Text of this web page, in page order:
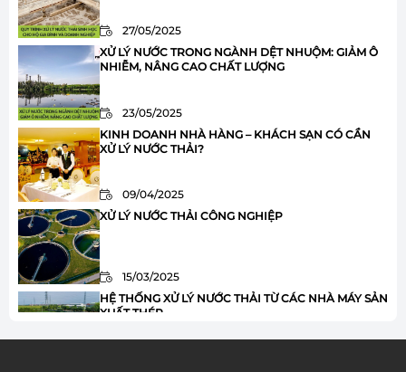
27/05/2025
XỬ LÝ NƯỚC TRONG NGÀNH DỆT NHUỘM: GIẢM Ô
NHIỄM, NÂNG CAO CHẤT LƯỢNG
23/05/2025
KINH DOANH NHÀ HÀNG – KHÁCH SẠN CÓ CẦN
XỬ LÝ NƯỚC THẢI?
09/04/2025
XỬ LÝ NƯỚC THẢI CÔNG NGHIỆP
15/03/2025
HỆ THỐNG XỬ LÝ NƯỚC THẢI TỪ CÁC NHÀ MÁY SẢN
XUẤT THÉP